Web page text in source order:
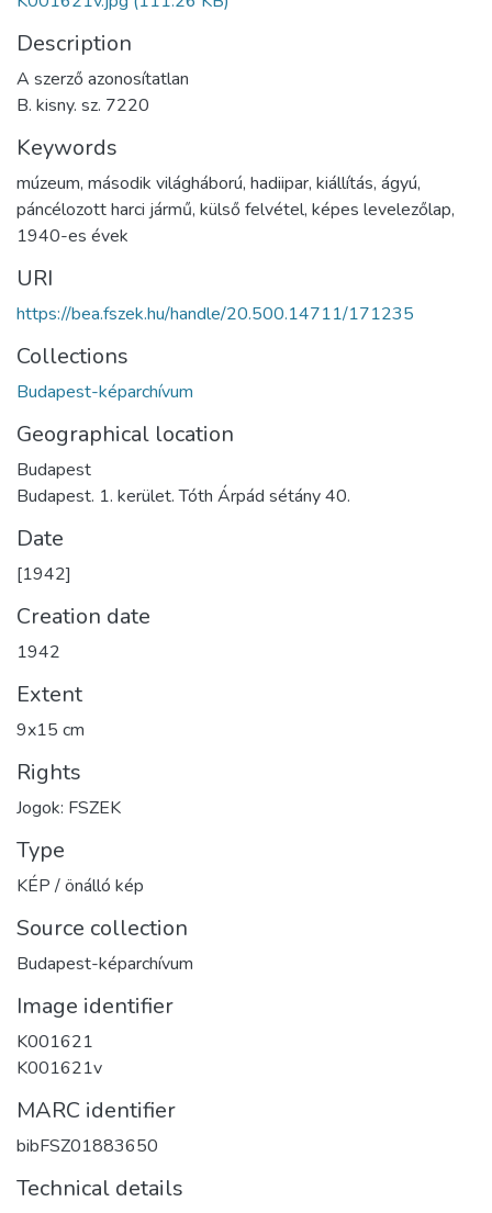
Description
A szerző azonosítatlan
B. kisny. sz. 7220
Keywords
múzeum, második világháború, hadiipar, kiállítás, ágyú,
páncélozott harci jármű, külső felvétel, képes levelezőlap,
1940-es évek
URI
https://bea.fszek.hu/handle/20.500.14711/171235
Collections
Budapest-képarchívum
Geographical location
Budapest
Budapest. 1. kerület. Tóth Árpád sétány 40.
Date
[1942]
Creation date
1942
Extent
9x15 cm
Rights
Jogok: FSZEK
Type
KÉP / önálló kép
Source collection
Budapest-képarchívum
Image identifier
K001621
K001621v
MARC identifier
bibFSZ01883650
Technical details